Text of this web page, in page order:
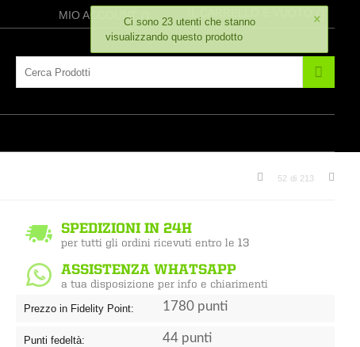
×
Ci sono 23 utenti che stanno
visualizzando questo prodotto
MIO ACCOUNT
52 di 213
Prezzo in Fidelity Point: 1780 punti
Punti fedeltà: 44 punti